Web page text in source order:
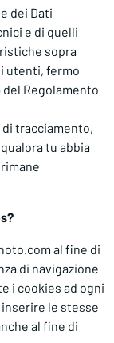
dei Dati
e di quelli
sopra
utenti, fermo
del Regolamento
tracciamento,
tu abbia
al fine di
di navigazione
i cookies ad ogni
le stesse
al fine di